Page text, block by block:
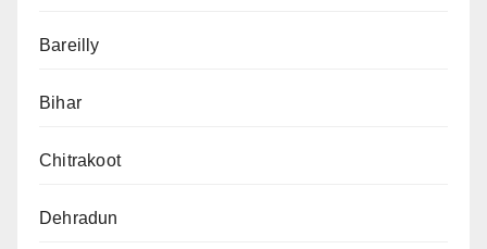
Bareilly
Bihar
Chitrakoot
Dehradun